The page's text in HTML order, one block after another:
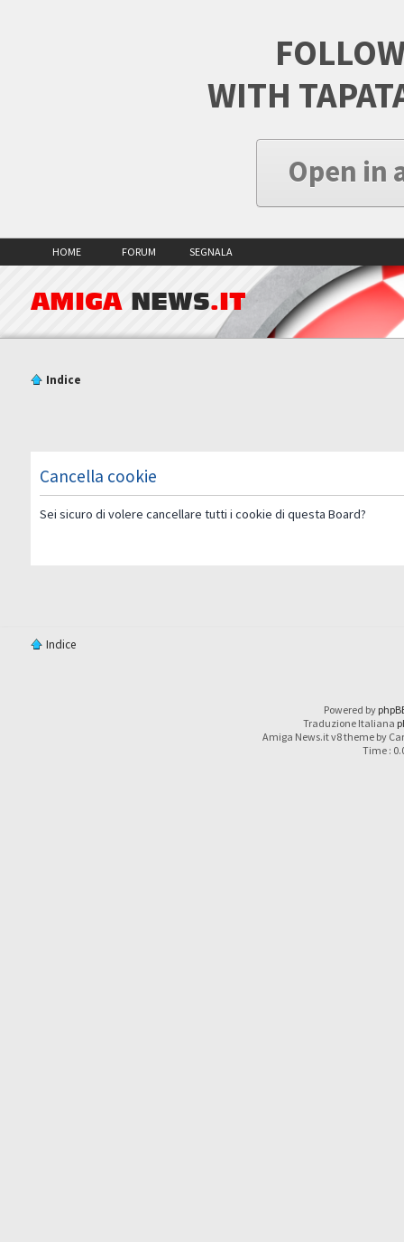
WITH
Open in
HOME FORUM SEGNALA
AMIGA NEWS.IT
Indice
Cancella cookie
Sei sicuro di volere cancellare tutti i cookie di questa Board?
Indice
Powered by
Traduzione Italiana
Amiga News.it v8 theme by
Time :